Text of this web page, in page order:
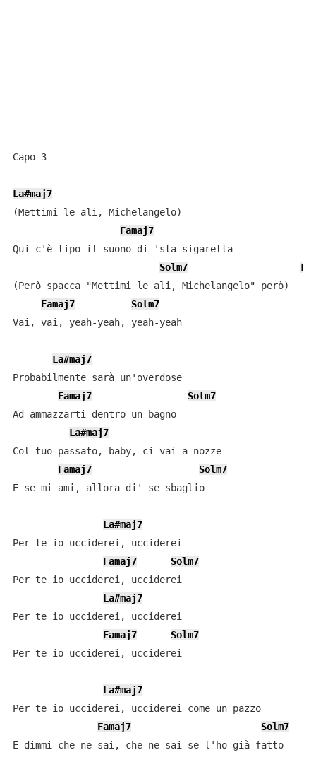
Capo 3
La#maj7
(Mettimi le ali, Michelangelo)
Famaj7
Qui c'è tipo il suono di 'sta sigaretta
Solm7
(Però spacca "Mettimi le ali, Michelangelo" però)
Famaj7
Solm7
Vai, vai, yeah-yeah, yeah-yeah
La#maj7
Probabilmente sarà un'overdose
Famaj7
Solm7
Ad ammazzarti dentro un bagno
La#maj7
Col tuo passato, baby, ci vai a nozze
Famaj7
Solm7
E se mi ami, allora di' se sbaglio
La#maj7
Per te io ucciderei, ucciderei
Famaj7
Solm7
Per te io ucciderei, ucciderei
La#maj7
Per te io ucciderei, ucciderei
Famaj7
Solm7
Per te io ucciderei, ucciderei
La#maj7
Per te io ucciderei, ucciderei come un pazzo
Famaj7
Solm7
E dimmi che ne sai, che ne sai se l'ho già fatto